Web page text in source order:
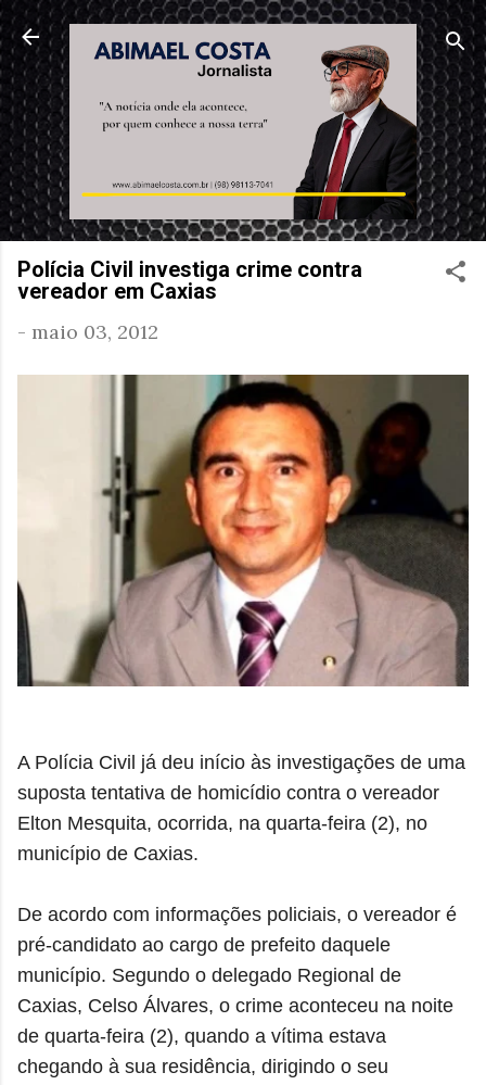
Pular para o conteúdo principal
Polícia Civil investiga crime contra
vereador em Caxias
- maio 03, 2012
A Polícia Civil já deu início às investigações de uma
suposta tentativa de homicídio contra o vereador
Elton Mesquita, ocorrida, na quarta-feira (2), no
município de Caxias.
De acordo com informações policiais, o vereador é
pré-candidato ao cargo de prefeito daquele
município. Segundo o delegado Regional de
Caxias, Celso Álvares, o crime aconteceu na noite
de quarta-feira (2), quando a vítima estava
chegando à sua residência, dirigindo o seu